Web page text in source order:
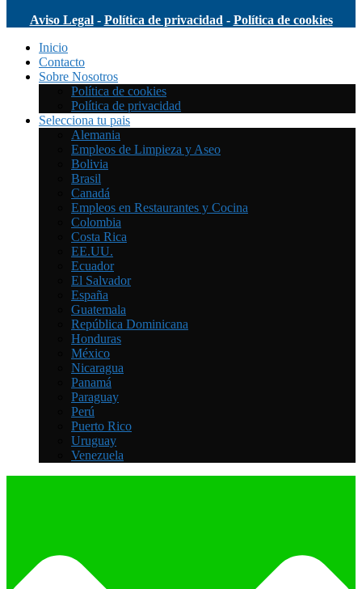
Aviso Legal- Política de privacidad - Política de cookies
Inicio
Contacto
Sobre Nosotros
Política de cookies
Política de privacidad
Selecciona tu pais
Alemania
Empleos de Limpieza y Aseo
Bolivia
Brasil
Canadá
Empleos en Restaurantes y Cocina
Colombia
Costa Rica
EE.UU.
Ecuador
El Salvador
España
Guatemala
República Dominicana
Honduras
México
Nicaragua
Panamá
Paraguay
Perú
Puerto Rico
Uruguay
Venezuela